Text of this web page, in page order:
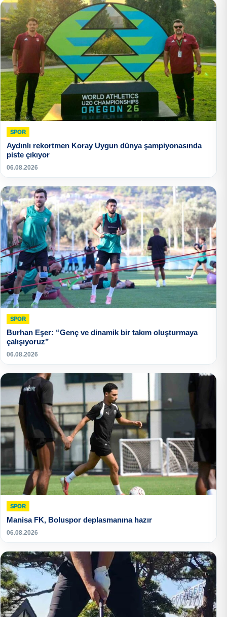
SPOR
Aydınlı rekortmen Koray Uygun dünya şampiyonasında
piste çıkıyor
06.08.2026
SPOR
Burhan Eşer: “Genç ve dinamik bir takım oluşturmaya
çalışıyoruz”
06.08.2026
SPOR
Manisa FK, Boluspor deplasmanına hazır
06.08.2026